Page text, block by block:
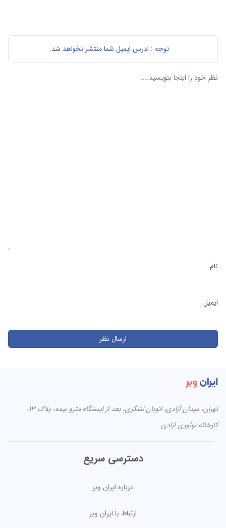
توجه : ادرس ایمیل شما منتشر نخواهد شد.
نام
ایمیل
تهران، میدان آزادی، اتوبان لشگری، بعد از ایستگاه مترو بیمه، پلاک ۱۳،
کارخانه نوآوری آزادی
دسترسی سریع
درباره ایران وبر
ارتباط با ایران وبر